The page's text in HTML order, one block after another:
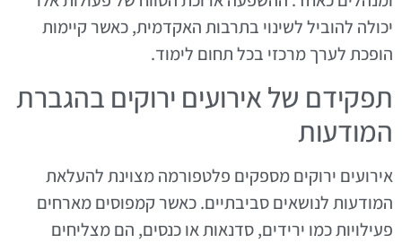
יכולה להוביל לשינוי בתרבות האקדמית, כאשר קיימות
הופכת לערך מרכזי בכל תחום לימוד.
תפקידם של אירועים ירוקים בהגברת
המודעות
אירועים ירוקים מספקים פלטפורמה מצוינת להעלאת
המודעות לנושאים סביבתיים. כאשר קמפוסים מארחים
פעילויות כמו ירידים, סדנאות או כנסים, הם מצליחים